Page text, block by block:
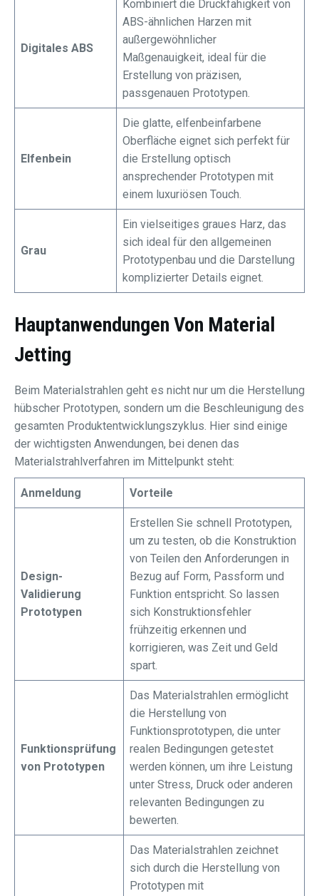
Digitales ABS
Kombiniert die Druckfähigkeit von
ABS-ähnlichen Harzen mit
außergewöhnlicher
Maßgenauigkeit, ideal für die
Erstellung von präzisen,
passgenauen Prototypen.
Elfenbein
Die glatte, elfenbeinfarbene
Oberfläche eignet sich perfekt für
die Erstellung optisch
ansprechender Prototypen mit
einem luxuriösen Touch.
Grau
Ein vielseitiges graues Harz, das
sich ideal für den allgemeinen
Prototypenbau und die Darstellung
komplizierter Details eignet.
Hauptanwendungen Von Material
Jetting
Beim Materialstrahlen geht es nicht nur um die Herstellung
hübscher Prototypen, sondern um die Beschleunigung des
gesamten Produktentwicklungszyklus. Hier sind einige
der wichtigsten Anwendungen, bei denen das
Materialstrahlverfahren im Mittelpunkt steht:
Anmeldung Vorteile
Design-
Validierung
Prototypen
Erstellen Sie schnell Prototypen,
um zu testen, ob die Konstruktion
von Teilen den Anforderungen in
Bezug auf Form, Passform und
Funktion entspricht. So lassen
sich Konstruktionsfehler
frühzeitig erkennen und
korrigieren, was Zeit und Geld
spart.
Funktionsprüfung
von Prototypen
Das Materialstrahlen ermöglicht
die Herstellung von
Funktionsprototypen, die unter
realen Bedingungen getestet
werden können, um ihre Leistung
unter Stress, Druck oder anderen
relevanten Bedingungen zu
bewerten.
Das Materialstrahlen zeichnet
sich durch die Herstellung von
Prototypen mit